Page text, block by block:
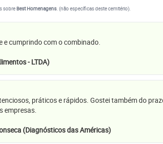
sobreBest Homenagens. (não específicas deste cemitério).
e cumprindo com o combinado.
- LTDA)
práticos e rápidos. Gostei também do
empresas.
(Diagnósticos das Américas)